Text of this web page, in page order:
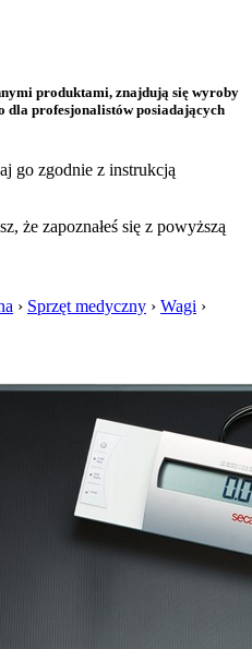
produktami, znajdują się wyroby
dla profesjonalistów posiadających
go zgodnie z instrukcją
że zapoznałeś się z powyższą
› Sprzęt medyczny › Wagi ›